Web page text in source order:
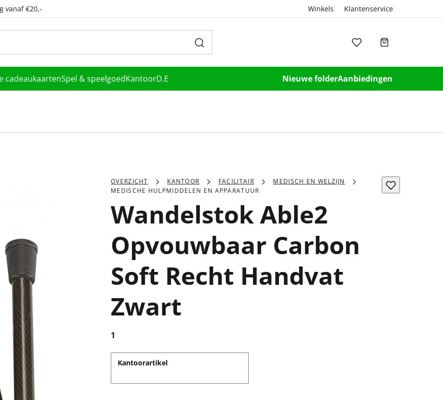
vanaf €20,- Winkels Klantenservice
cadeaukaartenSpel & speelgoedKantoorD.E Nieuwe folderAanbiedingen
OVERZICHT KANTOOR FACILITAIR
MEDISCH EN WELZIJN
MEDISCHE HULPMIDDELEN EN APPARATUUR
Wandelstok Able2
Opvouwbaar Carbon
Soft Recht Handvat
Zwart
1
Kantoorartikel